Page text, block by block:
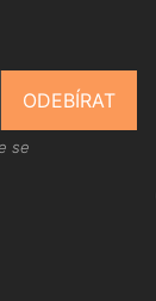
ODEBÍRAT
se